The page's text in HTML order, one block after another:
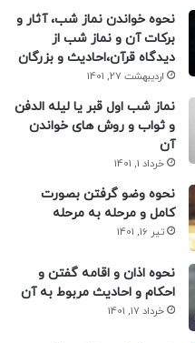
نحوه خواندن نماز شب، آثار و
برکات آن و نماز شب از
دیدگاه قرآن،احادیث و بزرگان
اردیبهشت 27, 1401
نماز شب اول قبر یا لیله الدفن
و ثواب و روش های خواندن
آن
خرداد 1, 1401
نحوه وضو گرفتن بصورت
کامل و مرحله به مرحله
تیر 16, 1401
نحوه اذان و اقامه گفتن و
احکام و احادیث مربوط به آن
خرداد 17, 1401